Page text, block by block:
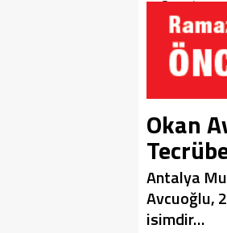
Soruşturma
Okan
Antalya
Avcuoğlu,
isimdir…